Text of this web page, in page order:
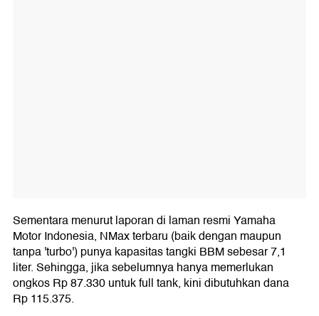
Sementara menurut laporan di laman resmi Yamaha
Motor Indonesia, NMax terbaru (baik dengan maupun
tanpa 'turbo') punya kapasitas tangki BBM sebesar 7,1
liter. Sehingga, jika sebelumnya hanya memerlukan
ongkos Rp 87.330 untuk full tank, kini dibutuhkan dana
Rp 115.375.